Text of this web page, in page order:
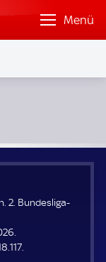
Menü
2. Bundesliga-